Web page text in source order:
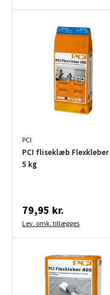
PCI
PCI fliseklæb Flexkleber
5 kg
79,95 kr.
Lev. omk. tillægges